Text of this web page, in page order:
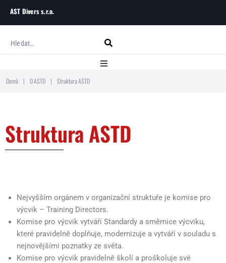
AST Divers s.r.o.
Domů
Kurzy potápění
Kontakt
Domů | O ASTD | Struktura ASTD
Struktura ASTD
Nejvyšším orgánem v organizační struktuře je komise pro
výcvik – Training Directors.
Komise pro výcvik vytváří Standardy a směrnice výcviku,
které pravidelně doplňuje, modernizuje a vytváří v souladu s
nejnovějšími poznatky ze světa.
Komise pro výcvik pravidelně školí a proškoluje své